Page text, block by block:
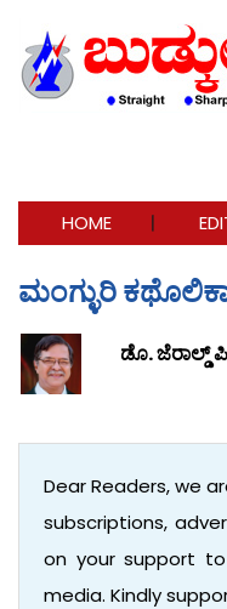
HOME
ಮಂಗ್ಳುರಿ
ಡೊ. ಜೆರಾಲ್ಡ್
Dear Readers, we
subscriptions,
on your support
media. Kindly